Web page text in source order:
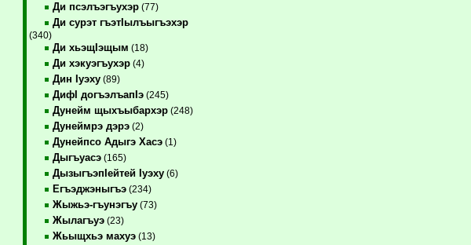
Ди псэлъэгъухэр(77)
Ди сурэт гъэтIылъыгъэхэр
(340)
Ди хьэщIэщым (18)
Ди хэкуэгъухэр(4)
Дин Iуэху(89)
ДифI догъэлъапIэ(245)
Дунейм щыхъыбархэр(248)
Дунеймрэ дэрэ(2)
Дунейпсо Адыгэ Хасэ(1)
Дыгъуасэ(165)
ДызыгъэпIейтей Iуэху(6)
Егъэджэныгъэ(234)
Жыжьэ-гъунэгъу(73)
Жылагъуэ(23)
Жьыщхьэ махуэ(13)